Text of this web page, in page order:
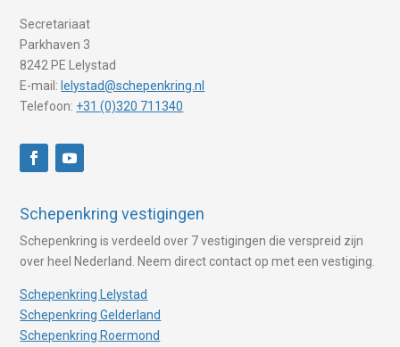
Secretariaat
Parkhaven 3
8242 PE Lelystad
E-mail: lelystad@schepenkring.nl
Telefoon: +31 (0)320 711340
Schepenkring vestigingen
Schepenkring is verdeeld over 7 vestigingen die verspreid zijn
over heel Nederland. Neem direct contact op met een vestiging.
Schepenkring Lelystad
Schepenkring Gelderland
Schepenkring Roermond